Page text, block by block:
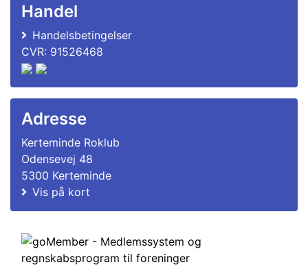
Handel
Handelsbetingelser
CVR: 91526468
Adresse
Kerteminde Roklub
Odensevej 48
5300 Kerteminde
Vis på kort